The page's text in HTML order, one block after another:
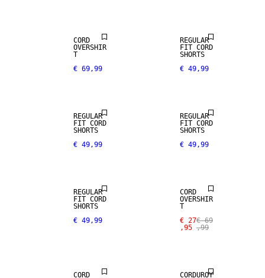
CORD
OVERSHIR
T
€ 69,99
REGULAR
FIT CORD
SHORTS
€ 49,99
REGULAR
FIT CORD
SHORTS
€ 49,99
REGULAR
FIT CORD
SHORTS
€ 49,99
REGULAR
FIT CORD
SHORTS
€ 49,99
CORD
OVERSHIR
T
€ 27
,95
€ 69
,99
CORD
CORDUROY